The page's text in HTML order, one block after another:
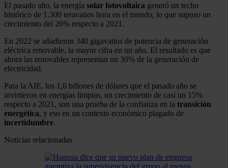
El pasado año, la energía solar fotovoltaica generó un techo
histórico de 1.300 teravatios hora en el mundo, lo que supuso un
crecimiento del 26% respecto a 2021.
En 2022 se añadieron 340 gigavatios de potencia de generación
eléctrica renovable, la mayor cifra en un año. El resultado es que
ahora las renovables representan un 30% de la generación de
electricidad.
Para la AIE, los 1,6 billones de dólares que el pasado año se
invirtieron en energías limpias, un crecimiento de casi un 15%
respecto a 2021, son una prueba de la confianza en la transición
energética, y eso en un contexto económico plagado de
incertidumbre.
Noticias relacionadas